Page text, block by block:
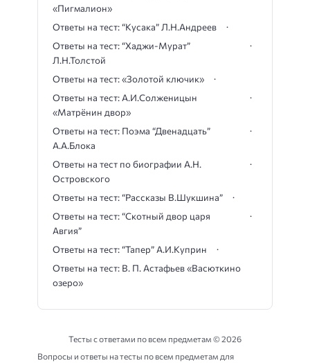
«Пигмалион»
Ответы на тест: “Кусака” Л.Н.Андреев
Ответы на тест: “Хаджи-Мурат”
Л.Н.Толстой
Ответы на тест: «Золотой ключик»
Ответы на тест: А.И.Солженицын
«Матрёнин двор»
Ответы на тест: Поэма “Двенадцать”
А.А.Блока
Ответы на тест по биографии А.Н.
Островского
Ответы на тест: “Рассказы В.Шукшина”
Ответы на тест: “Скотный двор царя
Авгия”
Ответы на тест: “Тапер” А.И.Куприн
Ответы на тест: В. П. Астафьев «Васюткино
озеро»
Тесты с ответами по всем предметам ©2026
Вопросы и ответы на тесты по всем предметам для